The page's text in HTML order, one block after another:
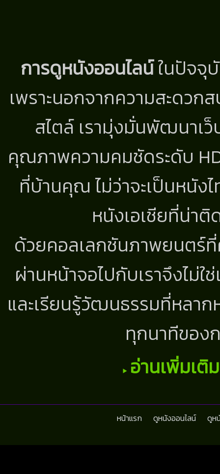
การดูหนังออนไลน์ในปัจจุ
เพราะนอกจากความสะดว
สไตล์ เรามุ่งมั่นพัฒนาเ
คุณภาพความคมชัดระดับ
ที่บ้านคุณ ไม่ว่าจะเป็นหนั
หนังเอเชียที่น่า
ด้วยคอลเลกชันภาพยนตร์
ผ่านหน้าจอไปกับเราจึงไม่
และเรียนรู้วัฒนธรรมที่หลา
ทุกนาทีขอ
อ่านเพิ่มเติ
หน้าแรก ดูหนังออนไลน์ ดูห